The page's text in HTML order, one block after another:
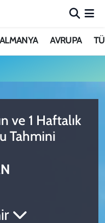
ALMANYA AVRUPA
ve 1 Haftalık
Tahmini
Fikstür